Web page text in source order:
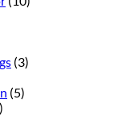
(3)
(5)